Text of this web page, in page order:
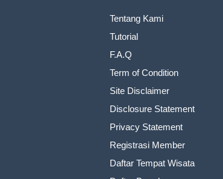
Tentang Kami
Tutorial
F.A.Q
Term of Condition
Site Disclaimer
Disclosure Statement
Privacy Statement
Registrasi Member
Daftar Tempat Wisata